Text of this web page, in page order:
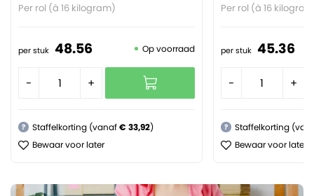
Per rol (à 16 kilogram)
per stuk 48.56 Op voorraad
- +
? Staffelkorting (vanaf€ 33,92)
Bewaar voor later
Per rol (à 16
per stuk 45.36
- +
?
Staffelkorting
Bewaar voor later